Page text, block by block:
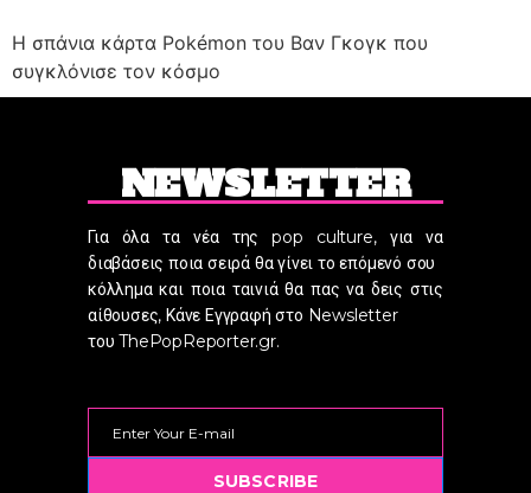
Η σπάνια κάρτα Pokémon του Βαν Γκογκ που
συγκλόνισε τον κόσμο
NEWSLETTER
Για όλα τα νέα της pop culture, για να
διαβάσεις ποια σειρά θα γίνει το επόμενό σου
κόλλημα και ποια ταινιά θα πας να δεις στις
αίθουσες, Κάνε Εγγραφή στο Newsletter
του ThePopReporter.gr.
SUBSCRIBE